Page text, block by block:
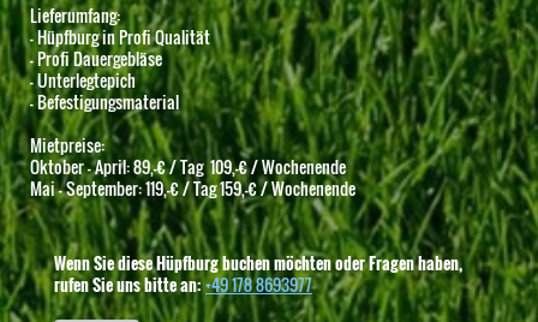
Lieferumfang:
- Hüpfburg in Profi Qualität
- Profi Dauergebläse
- Unterlegtepich
- Befestigungsmaterial
Mietpreise:
Oktober - April: 89,-€ / Tag 109,-€ / Wochenende
Mai - September: 119,-€ / Tag 159,-€ / Wochenende
Wenn Sie diese Hüpfburg buchen möchten oder Fragen haben,
rufen Sie uns bitte an:+49 178 8693977